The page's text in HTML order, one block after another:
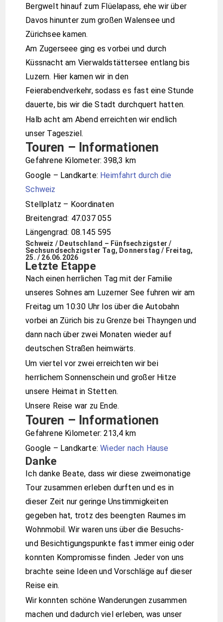
Bergwelt hinauf zum Flüelapass, ehe wir über
Davos hinunter zum großen Walensee und
Zürichsee kamen.
Am Zugerseee ging es vorbei und durch
Küssnacht am Vierwaldstättersee entlang bis
Luzern. Hier kamen wir in den
Feierabendverkehr, sodass es fast eine Stunde
dauerte, bis wir die Stadt durchquert hatten.
Halb acht am Abend erreichten wir endlich
unser Tagesziel.
Touren – Informationen
Gefahrene Kilometer:398,3 km
Google – Landkarte: Heimfahrt durch die
Schweiz
Stellplatz – Koordinaten
Breitengrad: 47.037 055
Längengrad: 08.145 595
Schweiz / Deutschland – Fünfsechzigster /
Sechsundsechzigster Tag, Donnerstag / Freitag,
25. / 26.06.2026
Letzte Etappe
Nach einen herrlichen Tag mit der Familie
unseres Sohnes am Luzerner See fuhren wir am
Freitag um 10:30 Uhr los über die Autobahn
vorbei an Zürich bis zu Grenze bei Thayngen und
dann nach über zwei Monaten wieder auf
deutschen Straßen heimwärts.
Um viertel vor zwei erreichten wir bei
herrlichem Sonnenschein und großer Hitze
unsere Heimat in Stetten.
Unsere Reise war zu Ende.
Touren – Informationen
Gefahrene Kilometer:213,4 km
Google – Landkarte:Wieder nach Hause
Danke
Ich danke Beate, dass wir diese zweimonatige
Tour zusammen erleben durften und es in
dieser Zeit nur geringe Unstimmigkeiten
gegeben hat, trotz des beengten Raumes im
Wohnmobil. Wir waren uns über die Besuchs-
und Besichtigungspunkte fast immer einig oder
konnten Kompromisse finden. Jeder von uns
brachte seine Ideen und Vorschläge auf dieser
Reise ein.
Wir konnten schöne Wanderungen zusammen
machen und dadurch viel erleben, was unser